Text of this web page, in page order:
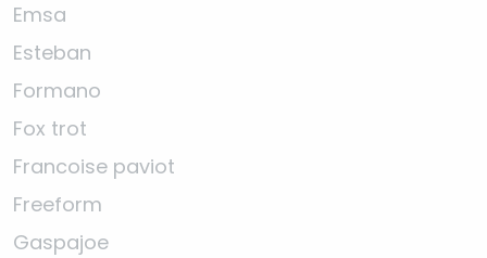
Emsa
Esteban
Formano
Fox trot
Francoise paviot
Freeform
Gaspajoe